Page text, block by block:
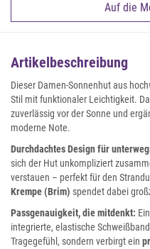
Auf die
Artikelbeschreibung
Dieser Damen-Sonnenhut aus
Stil mit funktionaler Leichtigkeit.
zuverlässig vor der Sonne und
moderne Note.
Durchdachtes Design für
sich der Hut unkompliziert
verstauen – perfekt für den
Krempe (Brim) spendet dabei
Passgenauigkeit, die mitdenkt:
integrierte, elastische
Tragegefühl, sondern verbirgt ein